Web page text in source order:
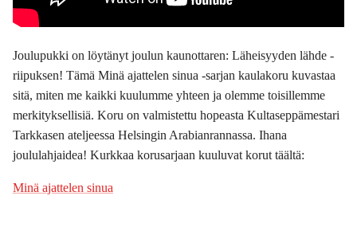
Joulupukki on löytänyt joulun kaunottaren: Läheisyyden lähde -
riipuksen! Tämä Minä ajattelen sinua -sarjan kaulakoru kuvastaa
sitä, miten me kaikki kuulumme yhteen ja olemme toisillemme
merkityksellisiä. Koru on valmistettu hopeasta Kultaseppämestari
Tarkkasen ateljeessa Helsingin Arabianrannassa. Ihana
joululahjaidea! Kurkkaa korusarjaan kuuluvat korut täältä:
Minä ajattelen sinua